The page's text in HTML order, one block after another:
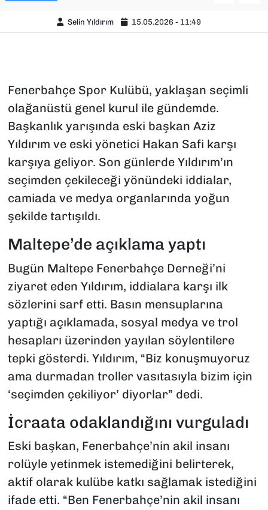
Selin Yıldırım 15.05.2026 - 11:49
Fenerbahçe Spor Kulübü, yaklaşan seçimli
olağanüstü genel kurul ile gündemde.
Başkanlık yarışında eski başkan Aziz
Yıldırım ve eski yönetici Hakan Safi karşı
karşıya geliyor. Son günlerde Yıldırım’ın
seçimden çekileceği yönündeki iddialar,
camiada ve medya organlarında yoğun
şekilde tartışıldı.
Maltepe’de açıklama yaptı
Bugün Maltepe Fenerbahçe Derneği’ni
ziyaret eden Yıldırım, iddialara karşı ilk
sözlerini sarf etti. Basın mensuplarına
yaptığı açıklamada, sosyal medya ve trol
hesapları üzerinden yayılan söylentilere
tepki gösterdi. Yıldırım, “Biz konuşmuyoruz
ama durmadan troller vasıtasıyla bizim için
‘seçimden çekiliyor’ diyorlar” dedi.
İcraata odaklandığını vurguladı
Eski başkan, Fenerbahçe’nin akil insanı
rolüyle yetinmek istemediğini belirterek,
aktif olarak kulübe katkı sağlamak istediğini
ifade etti. “Ben Fenerbahçe’nin akil insanı